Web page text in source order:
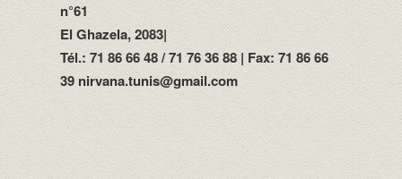
n°61
El Ghazela, 2083|
Tél.: 71 86 66 48 / 71 76 36 88 | Fax: 71 86 66
39 nirvana.tunis@gmail.com